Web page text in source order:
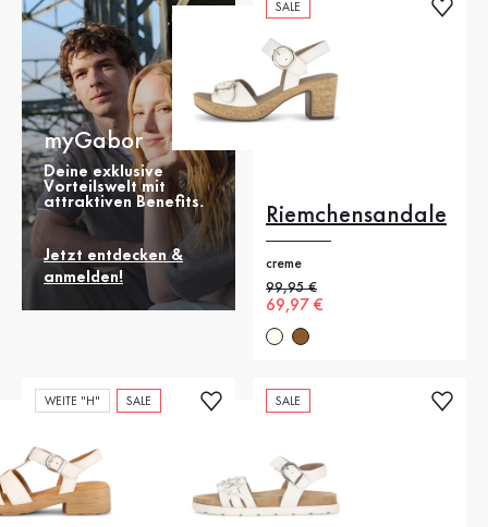
myGabor
Deine exklusive
Vorteilswelt mit
attraktiven Benefits.
Jetzt entdecken &
anmelden!
SALE
Riemchensandale
creme
Alter Preis
99,95 €
Neuer Preis
69,97 €
WEITE "H" SALE SALE